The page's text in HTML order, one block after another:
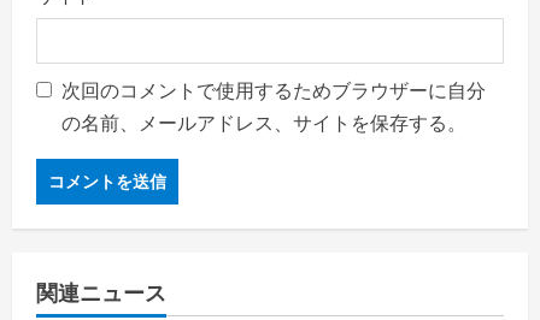
次回のコメントで使用するためブラウザーに自分
の名前、メールアドレス、サイトを保存する。
関連ニュース